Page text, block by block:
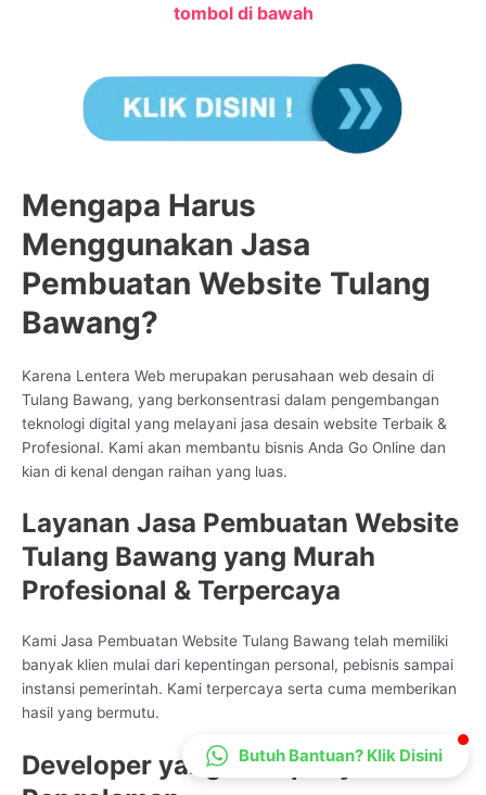
tombol di bawah
Mengapa Harus
Menggunakan Jasa
Pembuatan Website Tulang
Bawang?
Karena Lentera Web merupakan perusahaan web desain di
Tulang Bawang, yang berkonsentrasi dalam pengembangan
teknologi digital yang melayani jasa desain website Terbaik &
Profesional. Kami akan membantu bisnis Anda Go Online dan
kian di kenal dengan raihan yang luas.
Layanan Jasa Pembuatan Website
Tulang Bawang yang Murah
Profesional & Terpercaya
Kami Jasa Pembuatan Website Tulang Bawang telah memiliki
banyak klien mulai dari kepentingan personal, pebisnis sampai
instansi pemerintah. Kami terpercaya serta cuma memberikan
hasil yang bermutu.
Developer yang Mempunyai
Butuh Bantuan? Klik Disini